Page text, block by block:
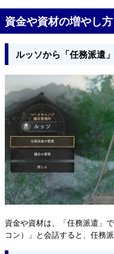
資金や資材の増やし方
ルッソから「任務派遣
資金や資材は、「任務派遣」
コン）」と会話すると、任務